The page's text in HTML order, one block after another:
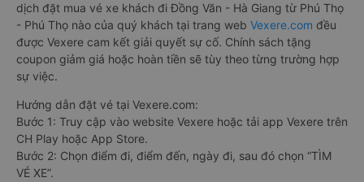
dịch đặt mua vé xe khách đi Đồng Văn - Hà Giang từ Phú Thọ
- Phú Thọ nào của quý khách tại trang web Vexere.com đều
được Vexere cam kết giải quyết sự cố. Chính sách tặng
coupon giảm giá hoặc hoàn tiền sẽ tùy theo từng trường hợp
sự việc.
Hướng dẫn đặt vé tại Vexere.com:
Bước 1: Truy cập vào website Vexere hoặc tải app Vexere trên
CH Play hoặc App Store.
Bước 2: Chọn điểm đi, điểm đến, ngày đi, sau đó chọn “TÌM
VÉ XE”.